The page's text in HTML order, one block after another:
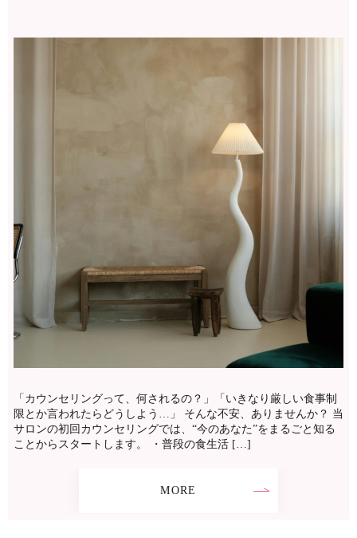
「カウンセリングって、何されるの？」「いきなり厳しい食事制
限とか言われたらどうしよう…」 そんな不安、ありませんか？ 当
サロンの初回カウンセリングでは、“今のあなた”をまるごと知る
ことからスタートします。 ・普段の食生活 […]
MORE